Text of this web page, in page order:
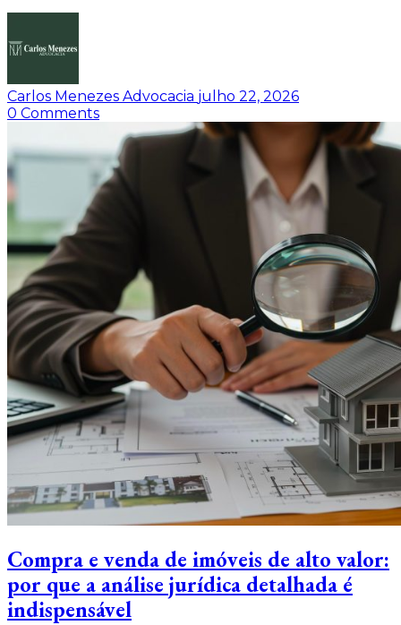
Carlos Menezes Advocacia julho 22, 2026
0 Comments
Compra e venda de imóveis de alto valor:
por que a análise jurídica detalhada é
indispensável